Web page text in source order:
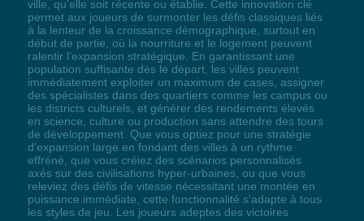
ville, qu'elle soit récente ou établie. Cette innovation clé
permet aux joueurs de surmonter les défis classiques liés
à la lenteur de la croissance démographique, surtout en
début de partie, où la nourriture et le logement peuvent
ralentir l'expansion stratégique. En garantissant une
population suffisante dès le départ, les villes peuvent
immédiatement exploiter un maximum de cases, assigner
des spécialistes dans des quartiers comme les campus ou
les districts culturels, et générer des rendements élevés
en science, culture ou production sans attendre des tours
de développement. Que vous optiez pour une stratégie
d'expansion large en fondant des villes à un rythme
effréné, que vous créiez des scénarios personnalisés
axés sur des civilisations hyper-urbaines, ou que vous
releviez des défis de vitesse nécessitant une montée en
puissance immédiate, cette fonctionnalité s'adapte à tous
les styles de jeu. Les joueurs adeptes des victoires